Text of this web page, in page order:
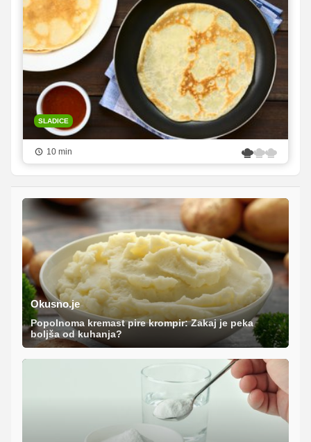
SLADICE
10 min
Okusno.je
Popolnoma kremast pire krompir: Zakaj je peka
boljša od kuhanja?